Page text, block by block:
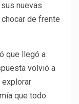
nuevas
de frente
que llegó a
volvió a
explorar
que todo